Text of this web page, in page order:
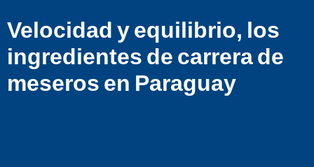
Velocidad y equilibrio, los
ingredientes de carrera de
meseros en Paraguay